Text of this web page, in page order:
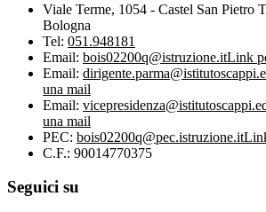
Viale Terme, 1054 - Castel San Pietro
Bologna
Tel: 051.948181
Email: bois02200q@istruzione.itLink
Email:
una mail
Email:
una mail
PEC: bois02200q@pec.istruzione.it
C.F.: 90014770375
Seguici su